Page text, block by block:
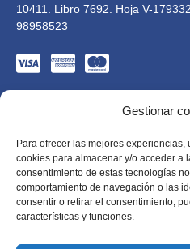
Gestionar
Para ofrecer las mejores
cookies para almacenar y/o acceder a
consentimiento de estas tecnologías
comportamiento de navegación o las
consentir o retirar el consentimiento,
características y funciones.
10411. Libro 7692. Hoja V-
98958523
Educàlia Editorial S.L. está
la LSSI-CE, RGPD y LOPD.
reservados